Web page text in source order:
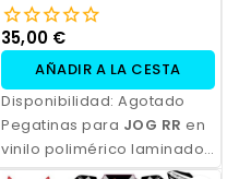
35,00 €
AÑADIR A LA CESTA
Disponibilidad: Agotado
Pegatinas para JOG RR en
vinilo polimérico laminado,
impresas con tinta